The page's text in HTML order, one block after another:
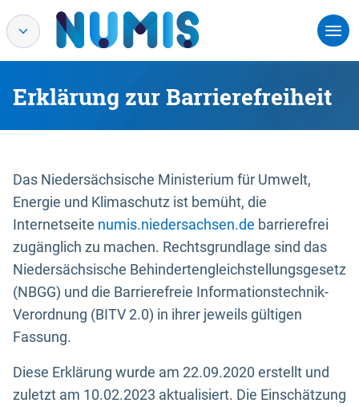
Erklärung zur Barrierefreiheit
Das Niedersächsische Ministerium für Umwelt,
Energie und Klimaschutz ist bemüht, die
Internetseite numis.niedersachsen.de barrierefrei
zugänglich zu machen. Rechtsgrundlage sind das
Niedersächsische Behindertengleichstellungsgesetz
(NBGG) und die Barrierefreie Informationstechnik-
Verordnung (BITV 2.0) in ihrer jeweils gültigen
Fassung.
Diese Erklärung wurde am 22.09.2020 erstellt und
zuletzt am 10.02.2023 aktualisiert. Die Einschätzung